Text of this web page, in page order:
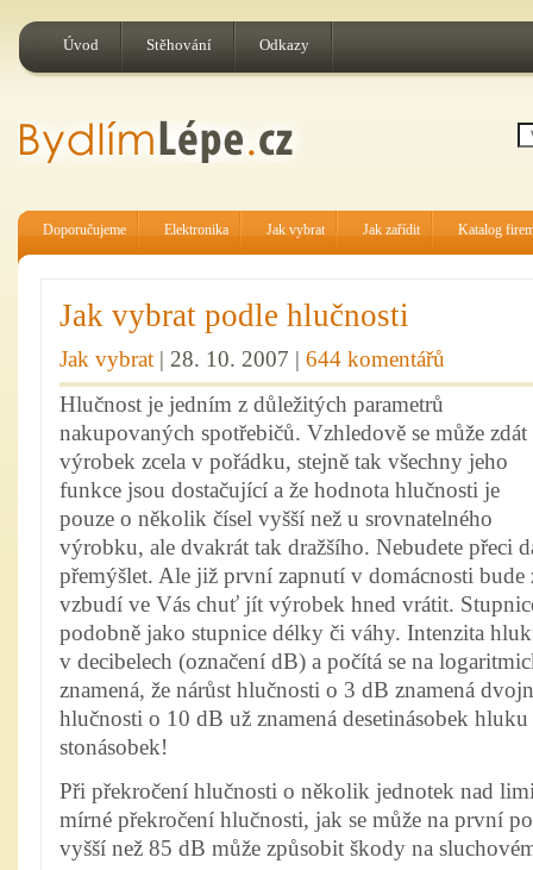
Úvod Stěhování Odkazy
Doporučujeme Elektronika Jak vybrat Jak zařídit Katalog
Jak vybrat podle hlučnosti
Jak vybrat | 28. 10. 2007 | 644 komentářů
Hlučnost je jedním z důležitých parametrů
nakupovaných spotřebičů. Vzhledově se může zdát
výrobek zcela v pořádku, stejně tak všechny jeho
funkce jsou dostačující a že hodnota hlučnosti je
pouze o několik čísel vyšší než u srovnatelného
výrobku, ale dvakrát tak dražšího. Nebudete přeci
přemýšlet. Ale již první zapnutí v domácnosti bude
vzbudí ve Vás chuť jít výrobek hned vrátit.
podobně jako stupnice délky či váhy. Intenzita
v decibelech (označení dB) a počítá se na
znamená, že nárůst hlučnosti o 3 dB znamená
hlučnosti o 10 dB už znamená desetinásobek
stonásobek!
Při překročení hlučnosti o několik jednotek nad
mírné překročení hlučnosti, jak se může na první
vyšší než 85 dB může způsobit škody na